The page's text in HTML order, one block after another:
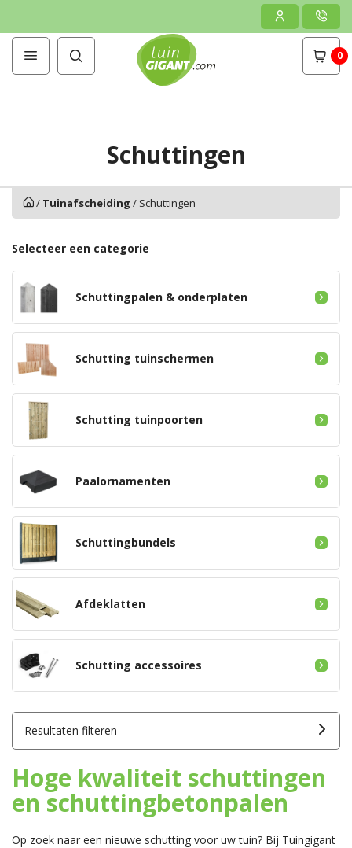
0
Schuttingen
/ Tuinafscheiding / Schuttingen
Selecteer een categorie
Schuttingpalen & onderplaten
Schutting tuinschermen
Schutting tuinpoorten
Paalornamenten
Schuttingbundels
Afdeklatten
Schutting accessoires
Resultaten filteren
Hoge kwaliteit schuttingen
en schuttingbetonpalen
Op zoek naar een nieuwe schutting voor uw tuin? Bij Tuingigant